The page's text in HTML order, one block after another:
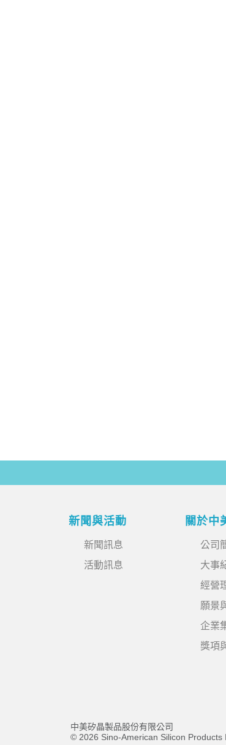
新聞與活動
新聞訊息
活動訊息
關於中
公司
大事
經營
願景
企業
獎項
中美矽晶製品股份有限公司
© 2026 Sino-American Silicon Products